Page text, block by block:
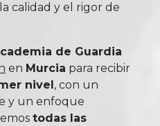
calidad y el rigor de
de Guardia
en Murcia para recibir
nivel , con un
y un enfoque
todas las